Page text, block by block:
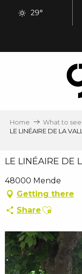
29°
Home What to
LE LINÉAIRE DE LA
LE LINÉAIRE DE
48000 Mende
Getting there
Share Ajouter